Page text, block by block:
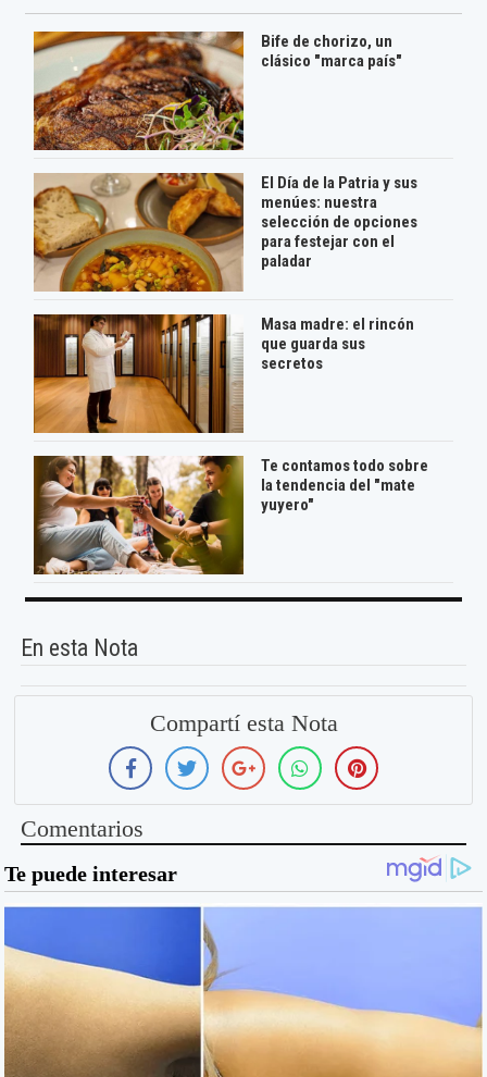
Bife de chorizo, un
clásico "marca país"
El Día de la Patria y sus
menúes: nuestra
selección de opciones
para festejar con el
paladar
Masa madre: el rincón
que guarda sus
secretos
Te contamos todo sobre
la tendencia del "mate
yuyero"
En esta Nota
Compartí esta Nota
Comentarios